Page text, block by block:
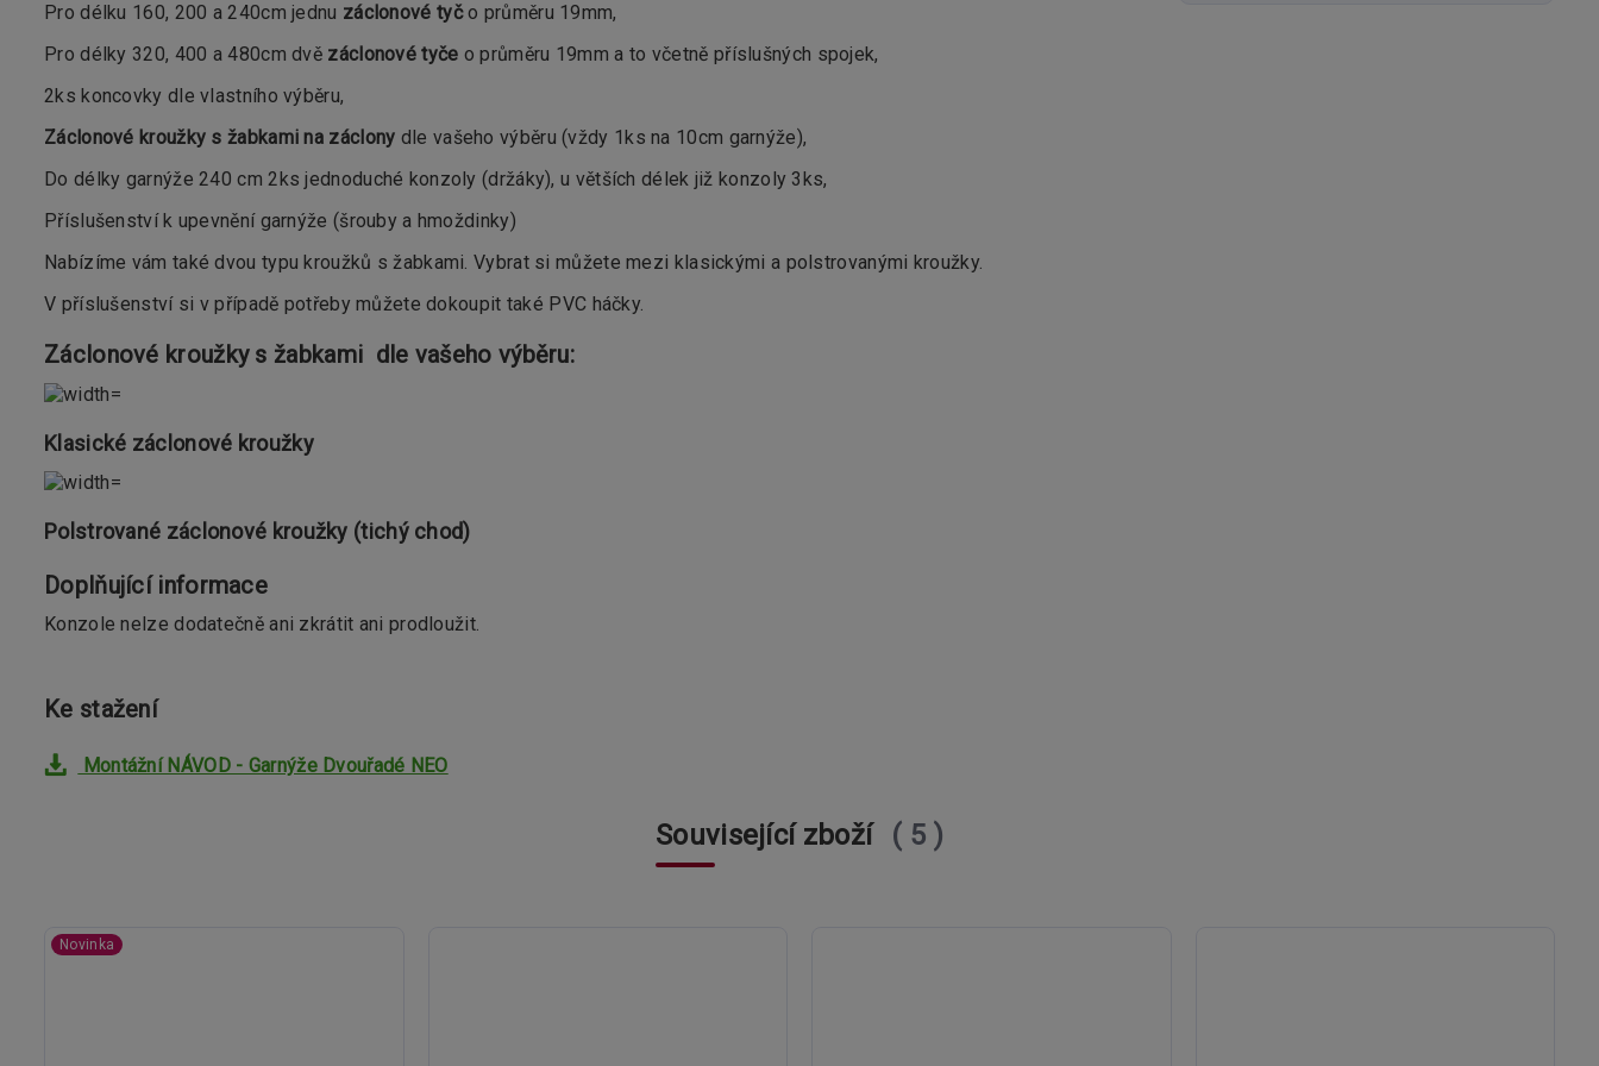
Pro délku 160, 200 a 240cm jednu záclonové tyčo průměru 19mm,
Pro délky 320, 400 a 480cm dvě záclonové tyče o průměru 19mm a to včetně příslušných spojek,
2ks koncovky dle vlastního výběru,
Záclonové kroužky s žabkami na záclony dle vašeho výběru (vždy 1ks na 10cm garnýže),
Do délky garnýže 240 cm 2ks jednoduché konzoly (držáky), u větších délek již konzoly 3ks,
Příslušenství k upevnění garnýže (šrouby a hmoždinky)
Nabízíme vám také dvou typu kroužků s žabkami. Vybrat si můžete mezi klasickými a polstrovanými kroužky.
V příslušenství si v případě potřeby můžete dokoupit také PVC háčky.
Záclonové kroužky s žabkami dle vašeho výběru:
Klasické záclonové kroužky
Polstrované záclonové kroužky (tichý chod)
Doplňující informace
Konzole nelze dodatečně ani zkrátit ani prodloužit.
Ke stažení
Montážní NÁVOD - Garnýže Dvouřadé NEO
Související zboží 5
Novinka